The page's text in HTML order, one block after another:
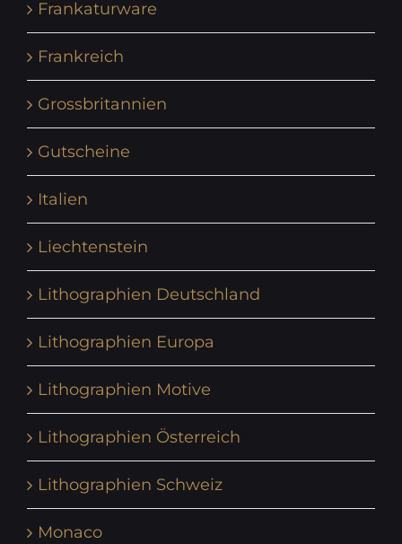
Frankaturware
Frankreich
Grossbritannien
Gutscheine
Italien
Liechtenstein
Lithographien Deutschland
Lithographien Europa
Lithographien Motive
Lithographien Österreich
Lithographien Schweiz
Monaco